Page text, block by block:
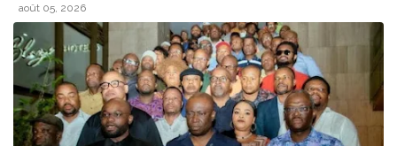
août 05, 2026